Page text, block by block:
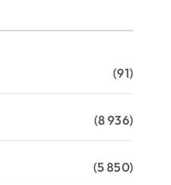
(91)
(8 936)
(5 850)